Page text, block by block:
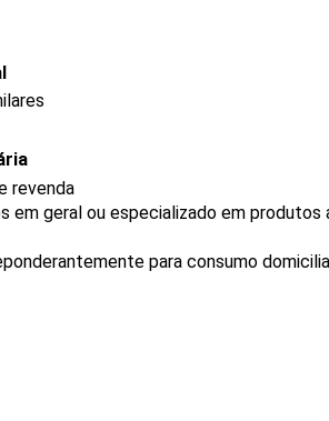
revenda
geral ou especializado em
para consumo